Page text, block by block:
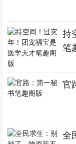
持
笔
官
全